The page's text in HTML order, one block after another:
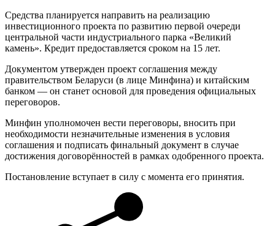
Средства планируется направить на реализацию
инвестиционного проекта по развитию первой очереди
центральной части индустриального парка «Великий
камень». Кредит предоставляется сроком на 15 лет.
Документом утвержден проект соглашения между
правительством Беларуси (в лице Минфина) и китайским
банком — он станет основой для проведения официальных
переговоров.
Минфин уполномочен вести переговоры, вносить при
необходимости незначительные изменения в условия
соглашения и подписать финальный документ в случае
достижения договорённостей в рамках одобренного проекта.
Постановление вступает в силу с момента его принятия.